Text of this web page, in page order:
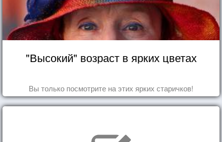
"Высокий" возраст в ярких цветах
Вы только посмотрите на этих ярких старичков!